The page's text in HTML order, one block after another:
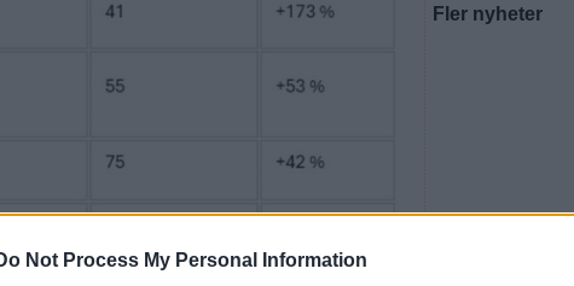
Not Process My Personal Information
Fler nyheter